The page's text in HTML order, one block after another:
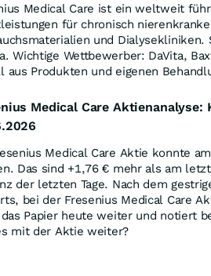
Medical Care ist ein weltweit
für chronisch
und
Wichtige Wettbewerber: DaVita,
aus Produkten und eigenen
Medical Care
Medical Care Aktie konnte
Das sind +1,76€ mehr als am
der letzten Tage. Nach dem
bei der Fresenius Medical Care
Papier heute weiter und notiert
mit der Aktie weiter?